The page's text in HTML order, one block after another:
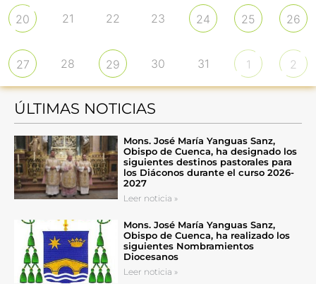
20 21 22 23 24 25 26
27 28 29 30 31 1 2
ÚLTIMAS NOTICIAS
Mons. José María Yanguas Sanz,
Obispo de Cuenca, ha designado los
siguientes destinos pastorales para
los Diáconos durante el curso 2026-
2027
Leer noticia »
Mons. José María Yanguas Sanz,
Obispo de Cuenca, ha realizado los
siguientes Nombramientos
Diocesanos
Leer noticia »